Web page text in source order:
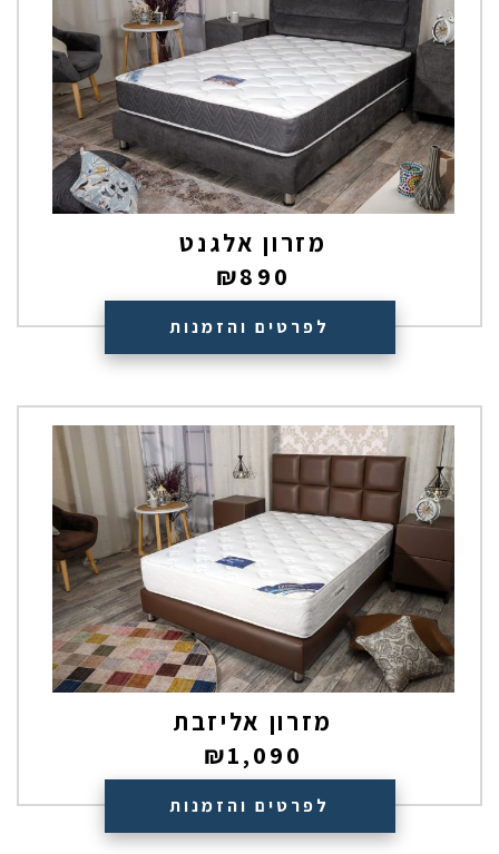
מזרון אלגנט
₪890
לפרטים והזמנות
מזרון אליזבת
₪1,090
לפרטים והזמנות